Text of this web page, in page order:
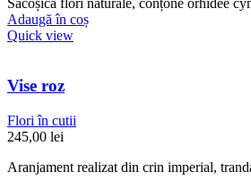
Adaugă în coș
Quick view
Vise roz
Flori în cutii
245,00 lei
Aranjament realizat din crin imperial,